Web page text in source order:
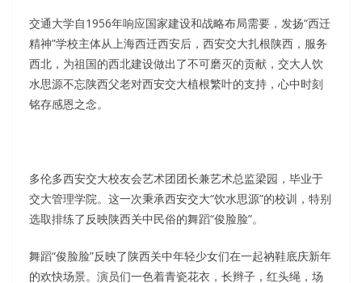
交通大学自1956年响应国家建设和战略布局需要，发扬“西迁
精神”学校主体从上海西迁西安后，西安交大扎根陕西，服务
西北，为祖国的西北建设做出了不可磨灭的贡献，交大人饮
水思源不忘陕西父老对西安交大植根繁叶的支持，心中时刻
铭存感恩之念。
多伦多西安交大校友会艺术团团长兼艺术总监梁园，毕业于
交大管理学院。这一次秉承西安交大“饮水思源”的校训，特别
选取排练了反映陕西关中民俗的舞蹈“俊脸脸”。
舞蹈“俊脸脸”反映了陕西关中年轻少女们在一起衲鞋底庆新年
的欢快场景。演员们一色着青瓷花衣，长辫子，红头绳，场